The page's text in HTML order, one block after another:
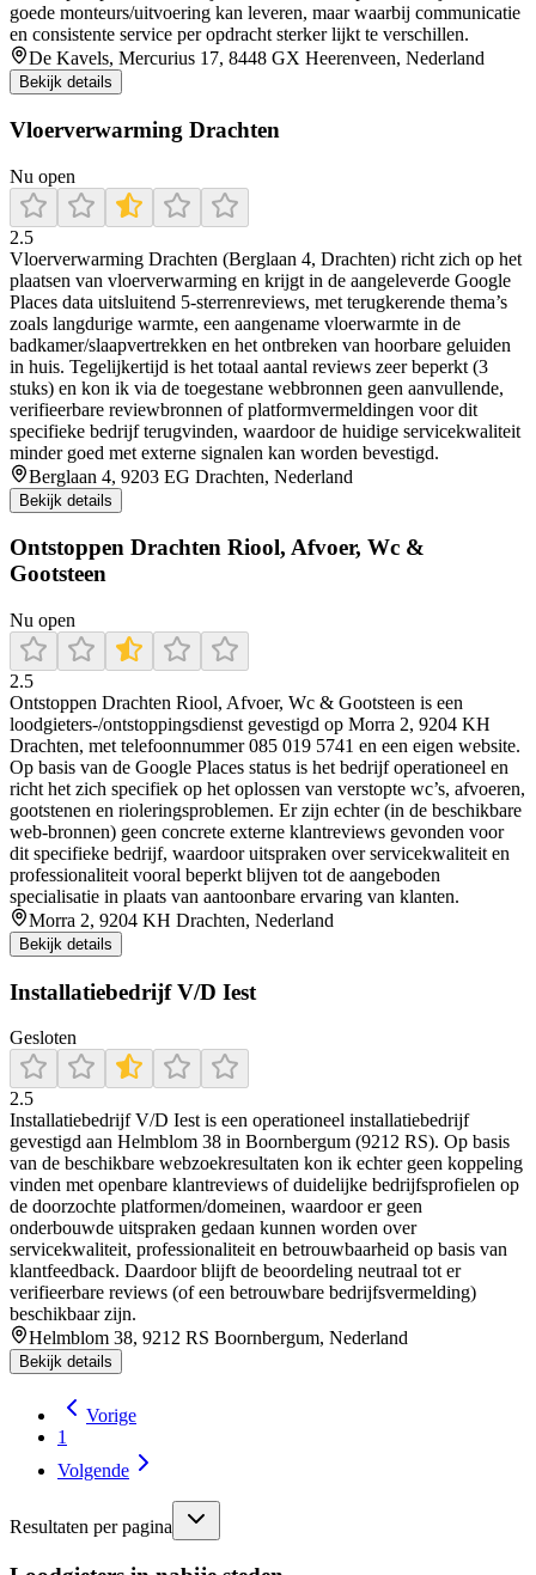
goede monteurs/uitvoering kan leveren, maar waarbij communicatie
en consistente service per opdracht sterker lijkt te verschillen.
De Kavels, Mercurius 17, 8448 GX Heerenveen, Nederland
Bekijk details
Vloerverwarming Drachten
Nu open
2.5
Vloerverwarming Drachten (Berglaan 4, Drachten) richt zich op het
plaatsen van vloerverwarming en krijgt in de aangeleverde Google
Places data uitsluitend 5-sterrenreviews, met terugkerende thema’s
zoals langdurige warmte, een aangename vloerwarmte in de
badkamer/slaapvertrekken en het ontbreken van hoorbare geluiden
in huis. Tegelijkertijd is het totaal aantal reviews zeer beperkt (3
stuks) en kon ik via de toegestane webbronnen geen aanvullende,
verifieerbare reviewbronnen of platformvermeldingen voor dit
specifieke bedrijf terugvinden, waardoor de huidige servicekwaliteit
minder goed met externe signalen kan worden bevestigd.
Berglaan 4, 9203 EG Drachten, Nederland
Bekijk details
Ontstoppen Drachten Riool, Afvoer, Wc &
Gootsteen
Nu open
2.5
Ontstoppen Drachten Riool, Afvoer, Wc & Gootsteen is een
loodgieters-/ontstoppingsdienst gevestigd op Morra 2, 9204 KH
Drachten, met telefoonnummer 085 019 5741 en een eigen website.
Op basis van de Google Places status is het bedrijf operationeel en
richt het zich specifiek op het oplossen van verstopte wc’s, afvoeren,
gootstenen en rioleringsproblemen. Er zijn echter (in de beschikbare
web-bronnen) geen concrete externe klantreviews gevonden voor
dit specifieke bedrijf, waardoor uitspraken over servicekwaliteit en
professionaliteit vooral beperkt blijven tot de aangeboden
specialisatie in plaats van aantoonbare ervaring van klanten.
Morra 2, 9204 KH Drachten, Nederland
Bekijk details
Installatiebedrijf V/D Iest
Gesloten
2.5
Installatiebedrijf V/D Iest is een operationeel installatiebedrijf
gevestigd aan Helmblom 38 in Boornbergum (9212 RS). Op basis
van de beschikbare webzoekresultaten kon ik echter geen koppeling
vinden met openbare klantreviews of duidelijke bedrijfsprofielen op
de doorzochte platformen/domeinen, waardoor er geen
onderbouwde uitspraken gedaan kunnen worden over
servicekwaliteit, professionaliteit en betrouwbaarheid op basis van
klantfeedback. Daardoor blijft de beoordeling neutraal tot er
verifieerbare reviews (of een betrouwbare bedrijfsvermelding)
beschikbaar zijn.
Helmblom 38, 9212 RS Boornbergum, Nederland
Bekijk details
Vorige
1
Volgende
Resultaten per pagina